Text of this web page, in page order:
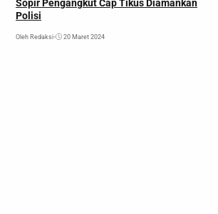
Sopir Pengangkut Cap Tikus Diamankan
Polisi
Oleh Redaksi• 20 Maret 2024